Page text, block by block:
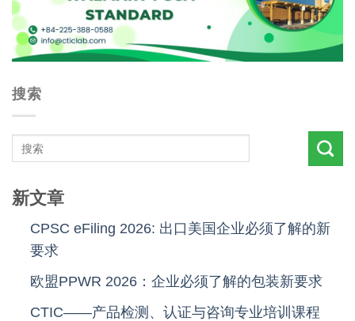
搜索
新文章
CPSC eFiling 2026: 出口美国企业必须了解的新
要求
欧盟PPWR 2026：企业必须了解的包装新要求
CTIC——产品检测、认证与咨询专业培训课程